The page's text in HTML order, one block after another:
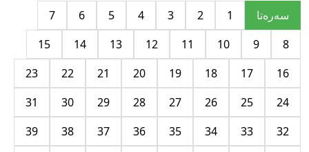
سه‌ره‌تا 1
2
3
4
5
6
7
8
9
10
11
12
13
14
15
16
17
18
19
20
21
22
23
24
25
26
27
28
29
30
31
32
33
34
35
36
37
38
39